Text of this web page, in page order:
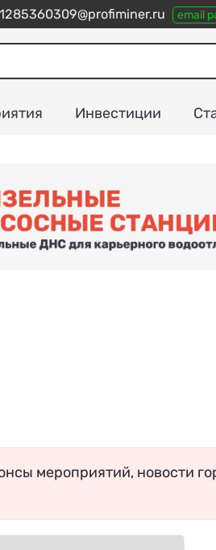
email
Инвестиции
мероприятий, новости